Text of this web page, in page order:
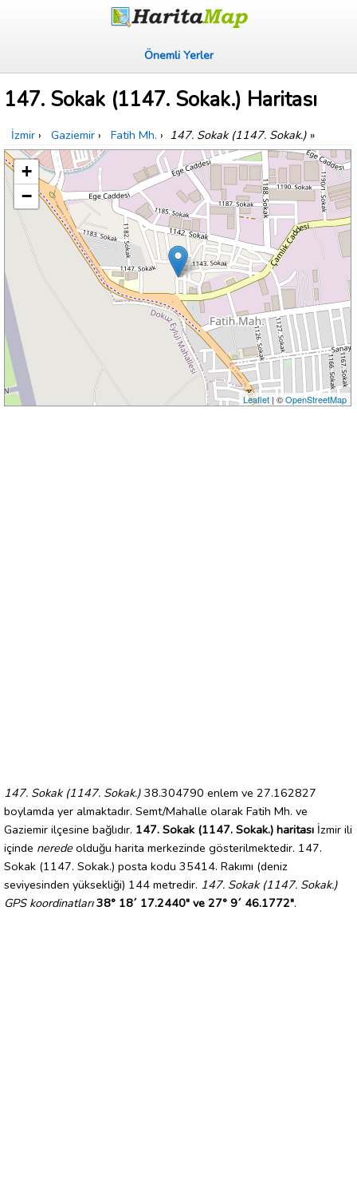
Önemli Yerler
147. Sokak (1147. Sokak.) Haritası
İzmir › Gaziemir › Fatih Mh. › 147. Sokak (1147. Sokak.) »
+
−
Leaflet| ©OpenStreetMap
147. Sokak (1147. Sokak.) 38.304790 enlem ve 27.162827
boylamda yer almaktadır. Semt/Mahalle olarak Fatih Mh. ve
Gaziemir ilçesine bağlıdır. 147. Sokak (1147. Sokak.) haritası İzmir ili
içinde nerede olduğu harita merkezinde gösterilmektedir. 147.
Sokak (1147. Sokak.) posta kodu 35414. Rakımı (deniz
seviyesinden yüksekliği) 144 metredir. 147. Sokak (1147. Sokak.)
GPS koordinatları 38° 18´ 17.2440" ve 27° 9´ 46.1772".